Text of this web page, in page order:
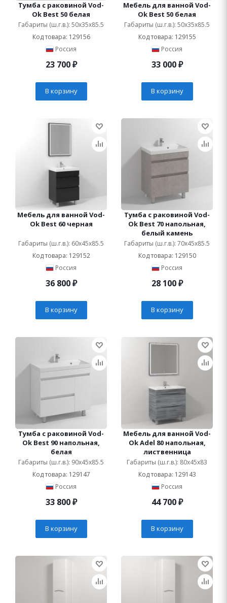
Тумба с раковиной Vod-
Ok Best 50 белая
Габариты (ш.г.в.): 50x35x85.5
Код товара: 129156
Россия
23 700₽
В корзину
Мебель для ванной Vod-
Ok Best 50 белая
Габариты (ш.г.в.): 50x35x85.5
Код товара: 129155
Россия
33 000₽
В корзину
Мебель для ванной Vod-
Ok Best 60 черная
Габариты (ш.г.в.): 60x45x85.5
Код товара: 129152
Россия
36 800₽
В корзину
Тумба с раковиной Vod-
Ok Best 70 напольная,
белый камень
Габариты (ш.г.в.): 70x45x85.5
Код товара: 129150
Россия
28 100₽
В корзину
Тумба с раковиной Vod-
Ok Best 90 напольная,
белая
Габариты (ш.г.в.): 90x45x85.5
Код товара: 129147
Россия
33 800₽
В корзину
Мебель для ванной Vod-
Ok Adel 80 напольная,
лиственница
Габариты (ш.г.в.): 80x45x83
Код товара: 129143
Россия
44 700₽
В корзину